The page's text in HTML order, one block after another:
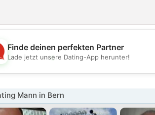
Finde deinen perfekten Partner
Lade jetzt unsere Dating-App herunter!
Mann in Bern